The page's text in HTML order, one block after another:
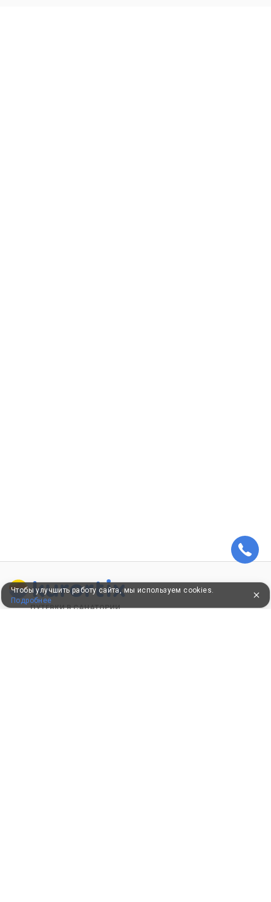
ПУТЕВКИ В САНАТОРИИ
Чтобы улучшить работу сайта, мы используем cookies.
Подробнее